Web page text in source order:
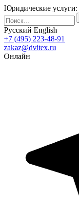
Юридические услуги:
Русский English
+7 (495) 223-48-91
zakaz@dvitex.ru
Онлайн